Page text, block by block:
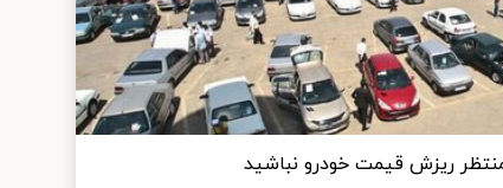
ریزش قیمت خودرو نباشید